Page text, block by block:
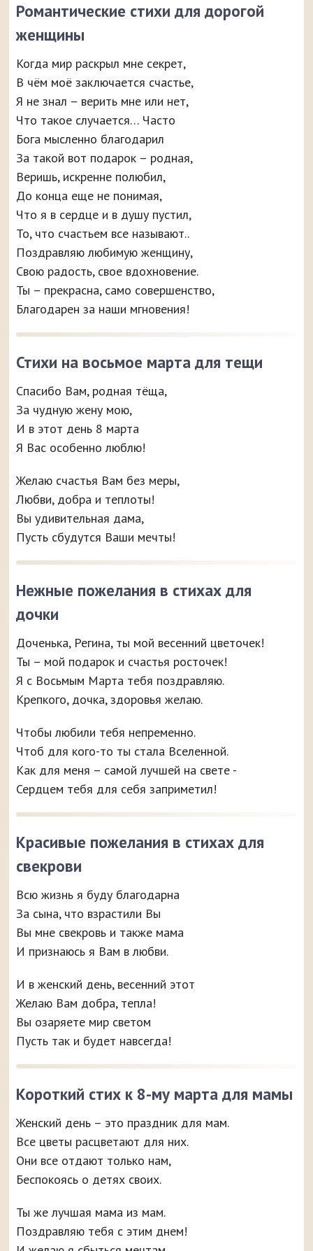
Романтические стихи для дорогой
женщины
Когда мир раскрыл мне секрет,
В чём моё заключается счастье,
Я не знал – верить мне или нет,
Что такое случается… Часто
Бога мысленно благодарил
За такой вот подарок – родная,
Веришь, искренне полюбил,
До конца еще не понимая,
Что я в сердце и в душу пустил,
То, что счастьем все называют..
Поздравляю любимую женщину,
Свою радость, свое вдохновение.
Ты – прекрасна, само совершенство,
Благодарен за наши мгновения!
Стихи на восьмое марта для тещи
Спасибо Вам, родная тёща,
За чудную жену мою,
И в этот день 8 марта
Я Вас особенно люблю!
Желаю счастья Вам без меры,
Любви, добра и теплоты!
Вы удивительная дама,
Пусть сбудутся Ваши мечты!
Нежные пожелания в стихах для
дочки
Доченька, Регина, ты мой весенний цветочек!
Ты – мой подарок и счастья росточек!
Я с Восьмым Марта тебя поздравляю.
Крепкого, дочка, здоровья желаю.
Чтобы любили тебя непременно.
Чтоб для кого-то ты стала Вселенной.
Как для меня – самой лучшей на свете -
Сердцем тебя для себя заприметил!
Красивые пожелания в стихах для
свекрови
Всю жизнь я буду благодарна
За сына, что взрастили Вы
Вы мне свекровь и также мама
И признаюсь я Вам в любви.
И в женский день, весенний этот
Желаю Вам добра, тепла!
Вы озаряете мир светом
Пусть так и будет навсегда!
Короткий стих к 8-му марта для мамы
Женский день – это праздник для мам.
Все цветы расцветают для них.
Они все отдают только нам,
Беспокоясь о детях своих.
Ты же лучшая мама из мам.
Поздравляю тебя с этим днем!